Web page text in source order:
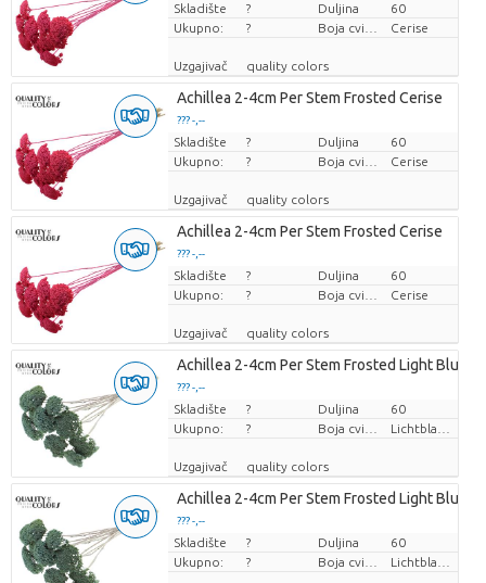
Cijena po komadu
Skladište ? Duljina
60
Ukupno:
? Cerise
Uzgajivač quality colors
Achillea 2-4cm Per Stem Frosted Cerise
??? -,--
Cijena po komadu
Skladište ? Duljina
60
Ukupno:
? Cerise
Uzgajivač quality colors
Achillea 2-4cm Per Stem Frosted Cerise
??? -,--
Cijena po komadu
Skladište ? Duljina
60
Ukupno:
? Cerise
Uzgajivač quality colors
Achillea 2-4cm Per Stem Frosted Light Blue
??? -,--
Cijena po komadu
Skladište ? Duljina
60
Ukupno:
?
Uzgajivač quality colors
Achillea 2-4cm Per Stem Frosted Light Blue
??? -,--
Cijena po komadu
Skladište ? Duljina
60
Ukupno:
?